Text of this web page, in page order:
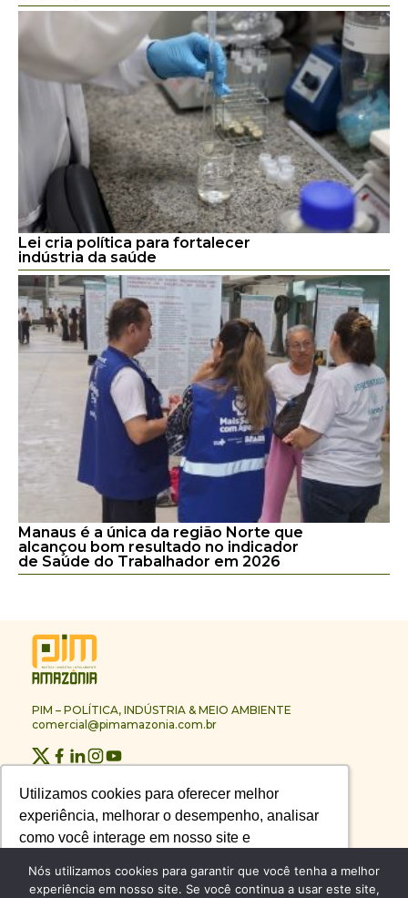
Utilizamos cookies para oferecer melhor
experiência, melhorar o desempenho, analisar
como você interage em nosso site e
Utilizamos cookies para oferecer melhor
experiência, melhorar o desempenho, analisar
como você interage em nosso site e
Lei cria política para fortalecer
indústria da saúde
Manaus é a única da região Norte que
alcançou bom resultado no indicador
de Saúde do Trabalhador em 2026
PIM – POLÍTICA, INDÚSTRIA & MEIO AMBIENTE
comercial@pimamazonia.com.br
Contato
Publicidade
Melhores Empresas
Circuito PIM Amazônia
Nós utilizamos cookies para garantir que você tenha a melhor
experiência em nosso site. Se você continua a usar este site,